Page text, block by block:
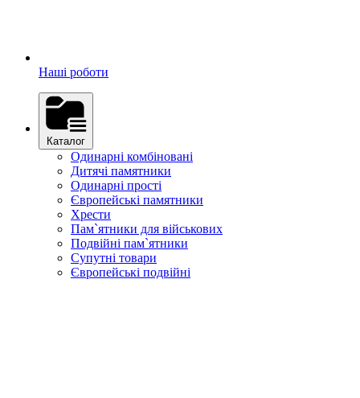
Наші роботи
Каталог
Одинарні комбіновані
Дитячі памятники
Одинарні прості
Європейські памятники
Хрести
Пам`ятники для військових
Подвійні пам`ятники
Супутні товари
Європейські подвійні